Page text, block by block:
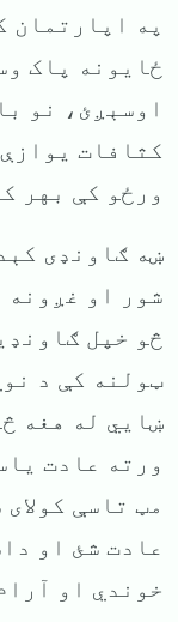
په اپارتمان
ځایونه پاک
اوسېږئ، نو
کثافات
ورځو کې بهر
ښه ګاونډی
شور او غږونه
څو خپل
ټولنه کې د
ښایي له هغه
ورته عادت
مټ تاسې
عادت شئ او
خوندي او